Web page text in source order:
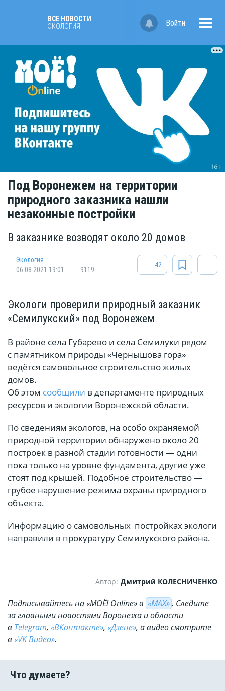
ВСЕ НОВОСТИ
ЭКОЛОГИЯ
Войти
Под Воронежем на территории
природного заказника нашли
незаконные постройки
В заказнике возводят около 20 домов
Экология
06.08.2021 19:01
9119
42
Экологи проверили природный заказник
«Семилукский» под Воронежем
В районе села Губарево и села Семилуки рядом
с памятником природы «Чернышова гора»
ведётся самовольное строительство жилых
домов.
Об этом сообщили в департаменте природных
ресурсов и экологии Воронежской области.
По сведениям экологов, на особо охраняемой
природной территории обнаружено около 20
построек в разной стадии готовности — одни
пока только на уровне фундамента, другие уже
стоят под крышей. Подобное строительство —
грубое нарушение режима охраны природного
объекта.
Информацию о самовольных постройках экологи
направили в прокуратуру Семилукского района.
Автор: Дмитрий КОЛЕСНИЧЕНКО
Подписывайтесь на «МОЁ! Online» в «МАХ». Cледите
за главными новостями Воронежа и области
в Telegram, «ВКонтакте», «Дзене», а видео смотрите
в «VK Видео».